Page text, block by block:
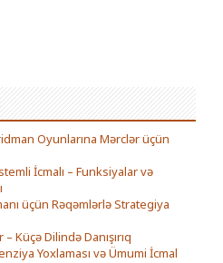
Oyunlarına Mərclər üçün
İcmalı – Funksiyalar və
üçün Rəqəmlərlə Strategiya
Küçə Dilində Danışırıq
Yoxlaması və Ümumi İcmal